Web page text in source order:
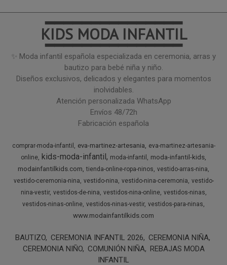
━━━━━━━━━━━━━━━
KIDS MODA INFANTIL
━━━━━━━━━━━━━━━
✨ Moda infantil española especializada en ceremonia, arras y
bautizo para bebé niña y niño.
Diseños exclusivos, delicados y elegantes para momentos
inolvidables.
Atención personalizada WhatsApp
Envíos 48/72h
Fabricación española
comprar-moda-infantil eva-martinez-artesania
eva-martinez-artesania-
online kids-moda-infantil moda-infantil
moda-infantil-kids
modainfantilkids.com tienda-online-ropa-ninos vestido-arras-nina
vestido-ceremonia-nina vestido-nina vestido-nina-ceremonia vestido-
nina-vestir vestidos-de-nina vestidos-nina-online vestidos-ninas
vestidos-ninas-online vestidos-ninas-vestir vestidos-para-ninas
www.modainfantilkids.com
BAUTIZO CEREMONIA INFANTIL 2026
CEREMONIA NIÑA
CEREMONIA NIÑO COMUNIÓN NIÑA
REBAJAS MODA
INFANTIL